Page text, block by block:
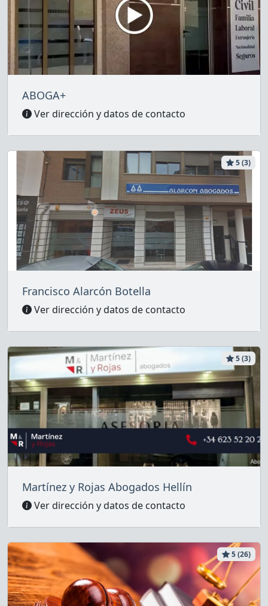
ABOGA+
Ver dirección y datos de contacto
5 (3)
Francisco Alarcón Botella
Ver dirección y datos de contacto
5 (3)
Martínez y Rojas Abogados Hellín
Ver dirección y datos de contacto
5 (26)